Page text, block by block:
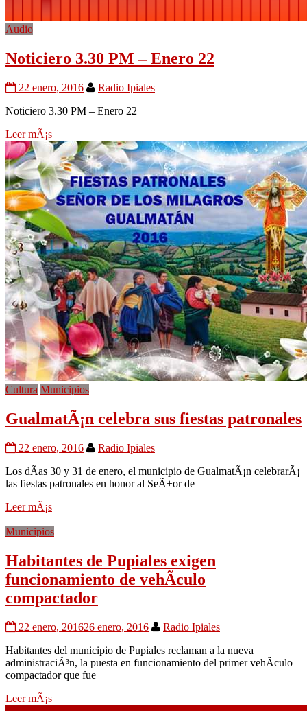
Audio
Noticiero 3.30 PM – Enero 22
22 enero, 2016
Radio Ipiales
Noticiero 3.30 PM – Enero 22
Leer mÃ¡s
Cultura Municipios
GualmatÃ¡n celebra sus fiestas patronales
22 enero, 2016
Radio Ipiales
Los dÃ­as 30 y 31 de enero, el municipio de GualmatÃ¡n celebrarÃ¡
las fiestas patronales en honor al SeÃ±or de
Leer mÃ¡s
Municipios
Habitantes de Pupiales exigen
funcionamiento de vehÃ­culo
compactador
22 enero, 201626 enero, 2016
Radio Ipiales
Habitantes del municipio de Pupiales reclaman a la nueva
administraciÃ³n, la puesta en funcionamiento del primer vehÃ­culo
compactador que fue
Leer mÃ¡s